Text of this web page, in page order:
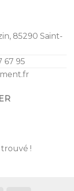
85290 Saint-
67 95
!